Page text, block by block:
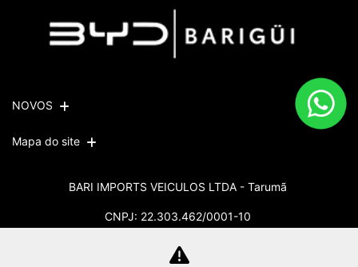
NOVOS
Mapa do site
BARI IMPORTS VEICULOS LTDA - Tarumã
CNPJ: 22.303.462/0001-10